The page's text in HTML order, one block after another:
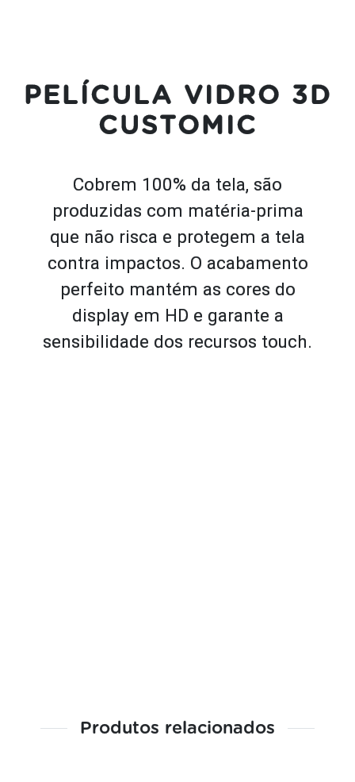
PELÍCULA VIDRO 3D
CUSTOMIC
Cobrem 100% da tela, são
produzidas com matéria-prima
que não risca e protegem a tela
contra impactos. O acabamento
perfeito mantém as cores do
display em HD e garante a
sensibilidade dos recursos touch.
Produtos relacionados